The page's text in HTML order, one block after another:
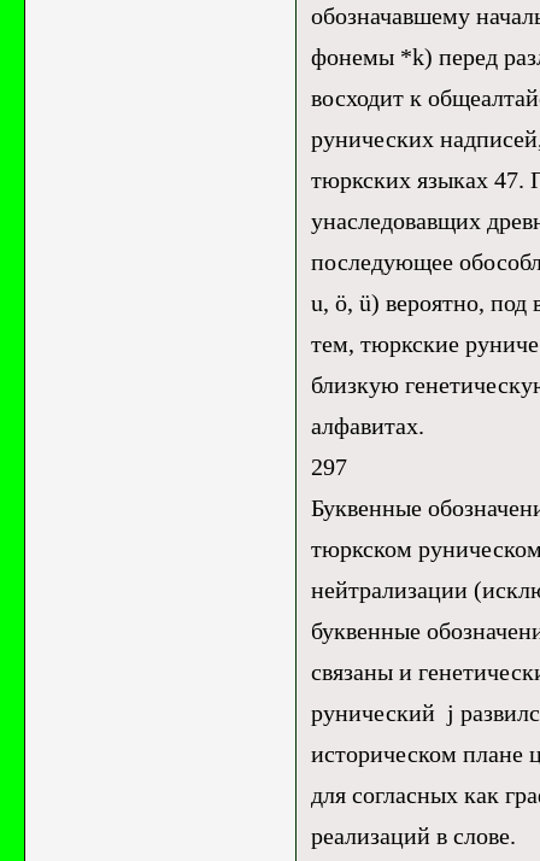
обозначавшему
фонемы *k) перед
восходит к
рунических
тюркских языках 47.
унаследовавщих
последующее
u, ö, ü) вероятно, под
тем, тюркские
близкую
алфавитах.
297
Буквенные
тюркском
нейтрализации
буквенные
связаны и
рунический j
историческом плане
для согласных как
реализаций в слове.